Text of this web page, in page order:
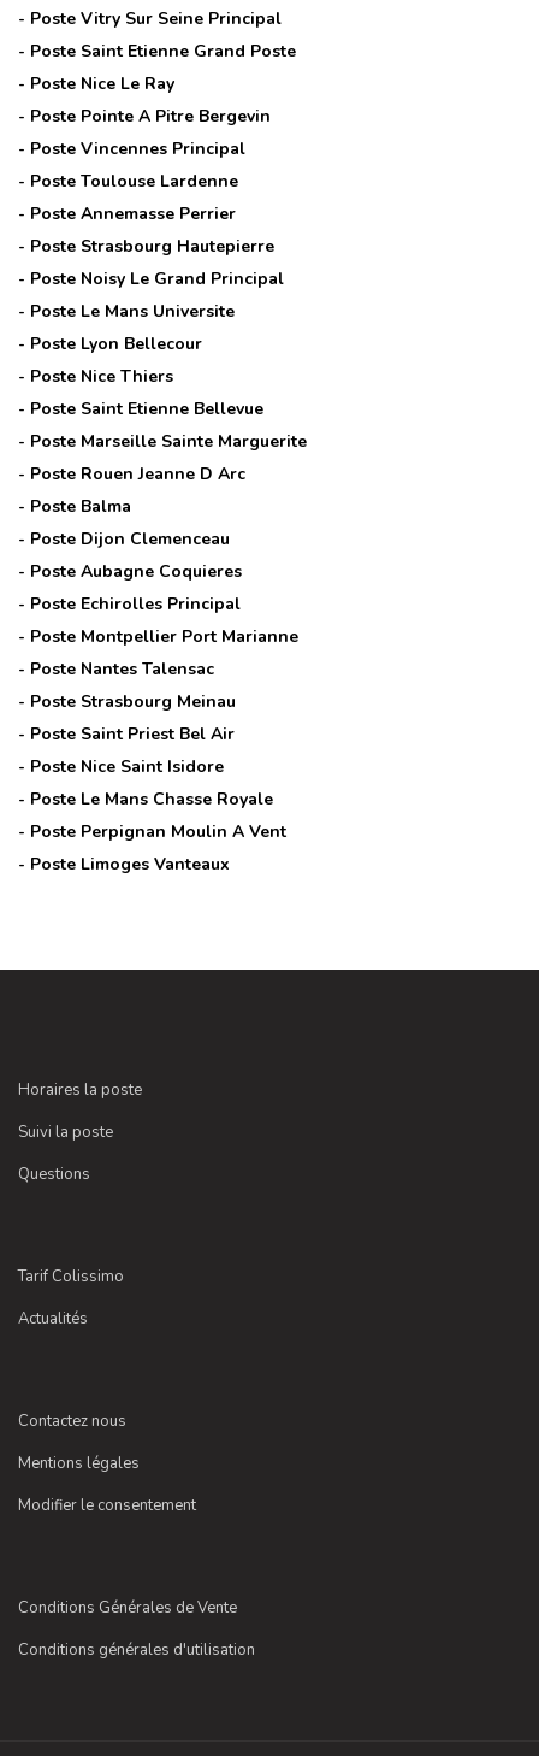
- Poste Vitry Sur Seine Principal
- Poste Saint Etienne Grand Poste
- Poste Nice Le Ray
- Poste Pointe A Pitre Bergevin
- Poste Vincennes Principal
- Poste Toulouse Lardenne
- Poste Annemasse Perrier
- Poste Strasbourg Hautepierre
- Poste Noisy Le Grand Principal
- Poste Le Mans Universite
- Poste Lyon Bellecour
- Poste Nice Thiers
- Poste Saint Etienne Bellevue
- Poste Marseille Sainte Marguerite
- Poste Rouen Jeanne D Arc
- Poste Balma
- Poste Dijon Clemenceau
- Poste Aubagne Coquieres
- Poste Echirolles Principal
- Poste Montpellier Port Marianne
- Poste Nantes Talensac
- Poste Strasbourg Meinau
- Poste Saint Priest Bel Air
- Poste Nice Saint Isidore
- Poste Le Mans Chasse Royale
- Poste Perpignan Moulin A Vent
- Poste Limoges Vanteaux
Horaires la poste
Suivi la poste
Questions
Tarif Colissimo
Actualités
Contactez nous
Mentions légales
Modifier le consentement
Conditions Générales de Vente
Conditions générales d'utilisation